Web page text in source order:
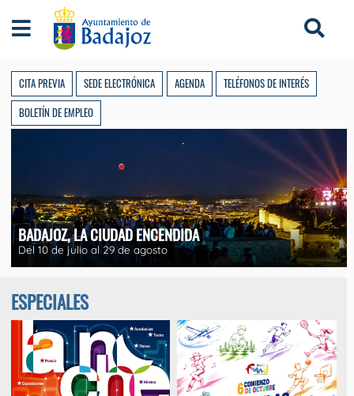
Ayuntamiento de Badajoz
CITA PREVIA SEDE ELECTRÓNICA AGENDA
TELÉFONOS DE INTERÉS
BOLETÍN DE EMPLEO
BADAJOZ, LA CIUDAD ENCENDIDA
Del 10 de julio al 29 de agosto
ESPECIALES